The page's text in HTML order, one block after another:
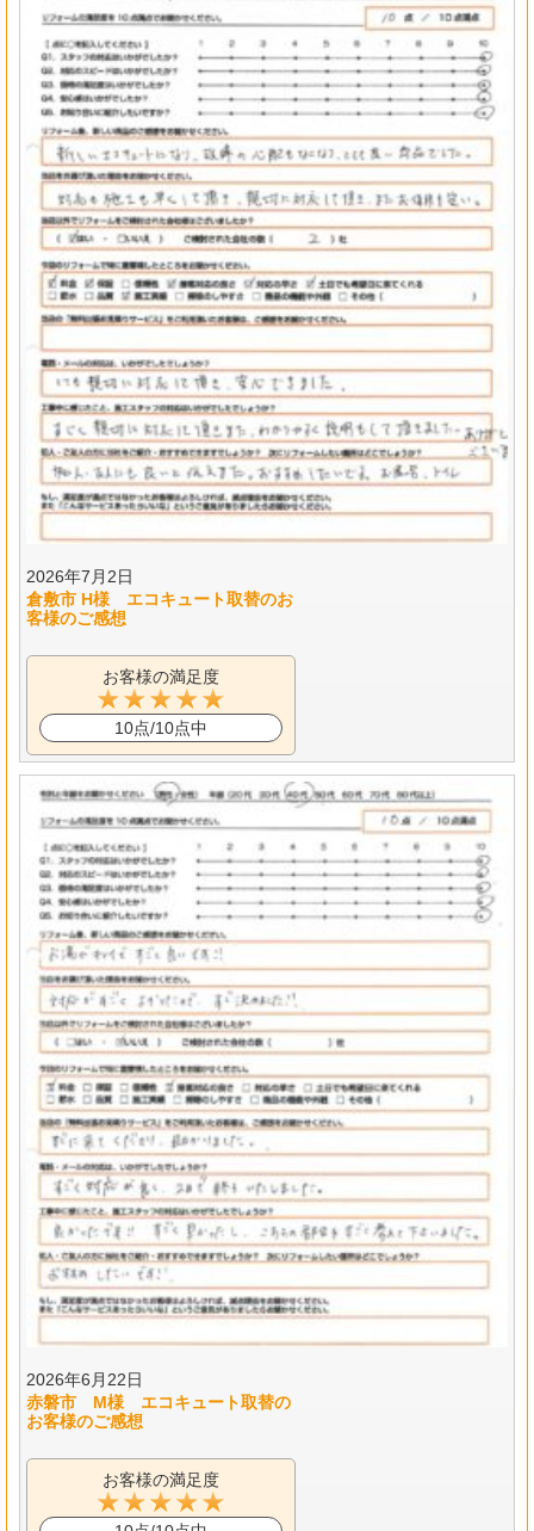
2026年7月2日
倉敷市 H様 エコキュート取替のお
客様のご感想
お客様の満足度
10点/10点中
2026年6月22日
赤磐市 M様 エコキュート取替の
お客様のご感想
お客様の満足度